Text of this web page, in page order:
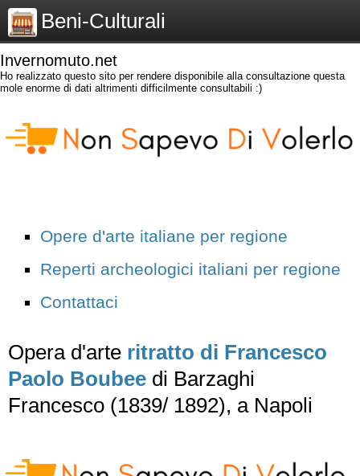
Beni-Culturali
Invernomuto.net
Ho realizzato questo sito per rendere disponibile alla consultazione questa
mole enorme di dati altrimenti difficilmente consultabili :)
Opere d'arte italiane per regione
Reperti archeologici italiani per regione
Contattaci
Opera d'arte ritratto di Francesco
Paolo Boubee di Barzaghi
Francesco (1839/ 1892), a Napoli